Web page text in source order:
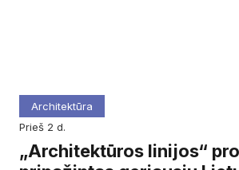
Architektūra
prieš 2 d.
„Architektūros linijos“